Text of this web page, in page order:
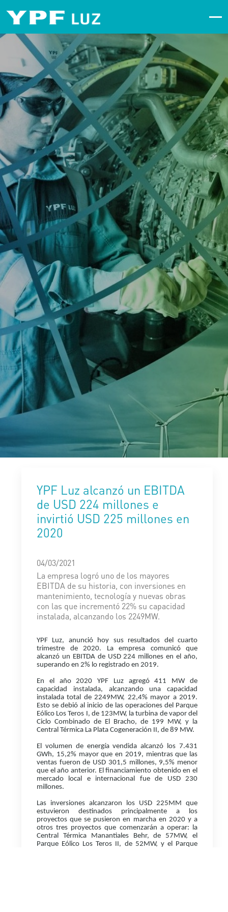
YPF Luz alcanzó un EBITDA
de USD 224 millones e
invirtió USD 225 millones en
2020
04/03/2021
La empresa logró uno de los mayores
EBITDA de su historia, con inversiones en
mantenimiento, tecnología y nuevas obras
con las que incrementó 22% su capacidad
instalada, alcanzando los 2249MW.
YPF Luz, anunció hoy sus resultados del cuarto
trimestre de 2020. La empresa comunicó que
alcanzó un EBITDA de USD 224 millones en el año,
superando en 2% lo registrado en 2019.
En el año 2020 YPF Luz agregó 411 MW de
capacidad instalada, alcanzando una capacidad
instalada total de 2249MW, 22,4% mayor a 2019.
Esto se debió al inicio de las operaciones del Parque
Eólico Los Teros I, de 123MW, la turbina de vapor del
Ciclo Combinado de El Bracho, de 199 MW, y la
Central Térmica La Plata Cogeneración II, de 89 MW.
El volumen de energía vendida alcanzó los 7.431
GWh, 15,2% mayor que en 2019, mientras que las
ventas fueron de USD 301,5 millones, 9,5% menor
que el año anterior. El financiamiento obtenido en el
mercado local e internacional fue de USD 230
millones.
Las inversiones alcanzaron los USD 225MM que
estuvieron destinados principalmente a los
proyectos que se pusieron en marcha en 2020 y a
otros tres proyectos que comenzarán a operar: la
Central Térmica Manantiales Behr, de 57MW, el
Parque Eólico Los Teros II, de 52MW, y el Parque